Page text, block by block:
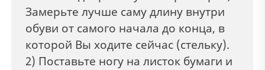
Замерьте лучше саму длину внутри
обуви от самого начала до конца, в
которой Вы ходите сейчас (стельку).
2) Поставьте ногу на листок бумаги и